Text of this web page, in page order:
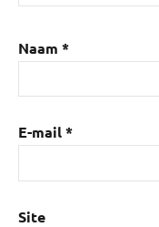
Naam *
E-mail*
Site